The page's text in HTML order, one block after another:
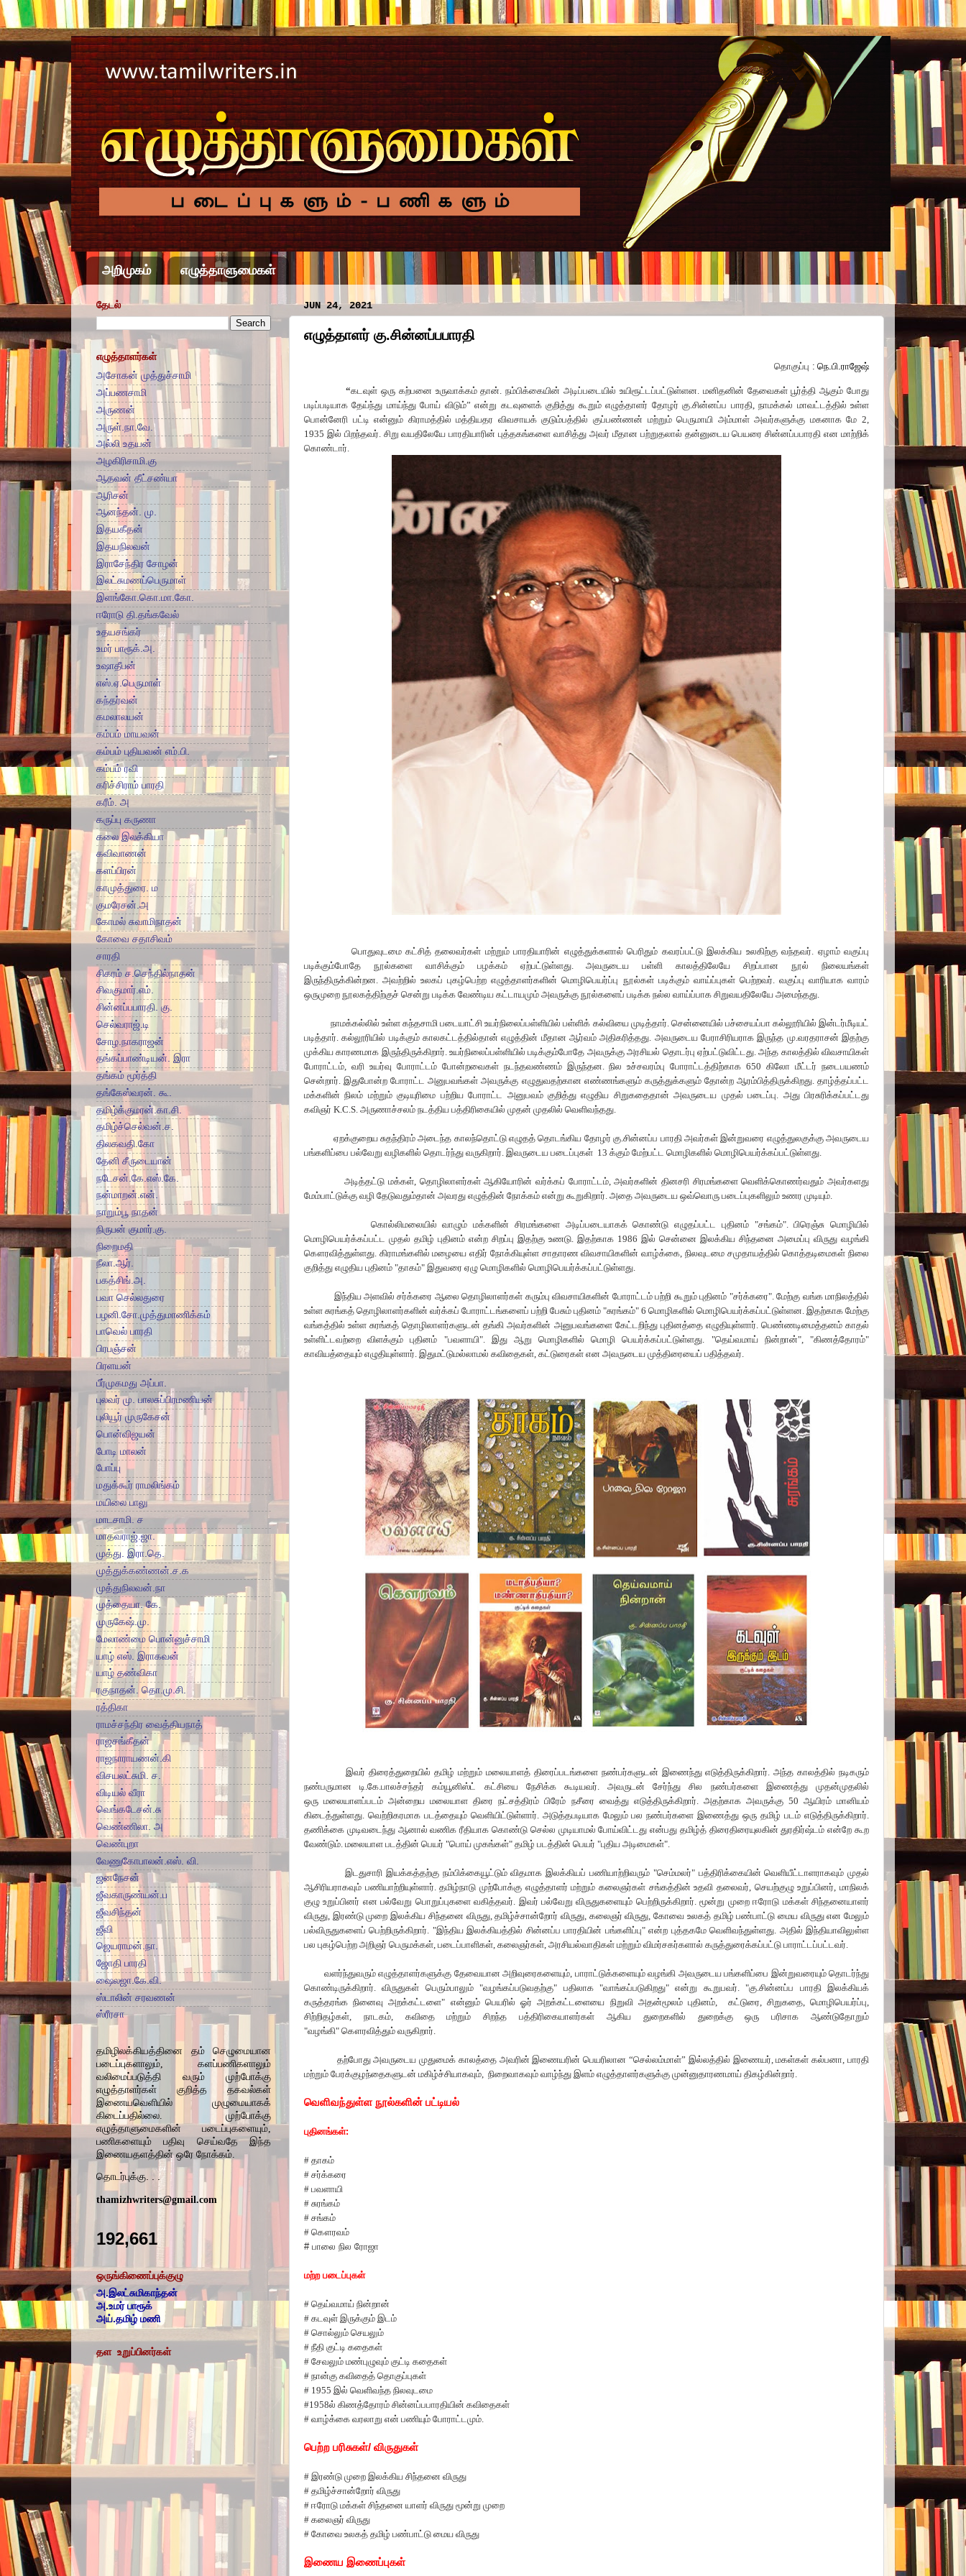
அறிமுகம் எழுத்தாளுமைகள்
JUN 24, 2021
எழுத்தாளர் கு.சின்னப்பபாரதி
தொகுப்பு : நெ பி ராஜேஷ்
“கடவுள் ஒரு கற்பனை உருவாக்கம் தான். நம்பிக்கையின் அடிப்படையில் உயிரூட்டப்பட்டுள்ளன. மனிதனின் தேவைகள் பூர்த்தி ஆகும் போது
படிப்படியாக தேய்ந்து மாய்ந்து போய் விடும்” என்று கடவுளைக் குறித்து கூறும் எழுத்தாளர் தோழர் கு.சின்னப்ப பாரதி,நாமக்கல் மாவட்டத்தில் உள்ள
பொன்னேரி பட்டி என்னும் கிராமத்தில் மத்தியதர விவசாயக் குடும்பத்தில் குப்பண்ணன் மற்றும் பெருமாயி அம்மாள் அவர்களுக்கு மகனாக மே 2,
1935 இல் பிறந்தவர். சிறு வயதிலேயே பாரதியாரின் புத்தகங்களை வாசித்து அவர் மீதான பற்றுதலால் தன்னுடைய பெயரை சின்னப்பபாரதி என மாற்றிக்
கொண்டார்.
பொதுவுடமை கட்சித் தலைவர்கள் மற்றும் பாரதியாரின் எழுத்துக்களால் பெரிதும் கவரப்பட்டு இலக்கிய உலகிற்கு வந்தவர். ஏழாம் வகுப்பு
படிக்கும்போதே நூல்களை வாசிக்கும் பழக்கம் ஏற்பட்டுள்ளது. அவருடைய பள்ளி காலத்திலேயே சிறப்பான நூல் நிலையங்கள்
இருந்திருக்கின்றன. அவற்றில் உலகப் புகழ்பெற்ற எழுத்தாளர்களின் மொழிபெயர்ப்பு நூல்கள் படிக்கும் வாய்ப்புகள் பெற்றவர். வகுப்பு வாரியாக வாரம்
ஒருமுறை நூலகத்திற்குச் சென்று படிக்க வேண்டிய கட்டாயமும் அவருக்கு நூல்களைப் படிக்க நல்ல வாய்ப்பாக சிறுவயதிலேயே அமைந்தது.
நாமக்கல்லில் உள்ள கந்தசாமி படையாட்சி உயர்நிலைப்பள்ளியில் பள்ளிக் கல்வியை முடித்தார். சென்னையில் பச்சையப்பா கல்லூரியில் இன்டர்மீடியட்
படித்தார். கல்லூரியில் படிக்கும் காலகட்டத்தில்தான் எழுத்தின் மீதான ஆர்வம் அதிகரித்தது. அவருடைய பேராசிரியராக இருந்த மு.வரதராசன் இதற்கு
முக்கிய காரணமாக இருந்திருக்கிறார். உயர்நிலைப்பள்ளியில் படிக்கும்போதே அவருக்கு அரசியல் தொடர்பு ஏற்பட்டுவிட்டது. அந்த காலத்தில் விவசாயிகள்
போராட்டம், வரி உயர்வு போராட்டம் போன்றவைகள் நடந்தவண்ணம் இருந்தன. நில உச்சவரம்பு போராட்டத்திற்காக 650கிலோ மீட்டர் நடைபயணம்
சென்றார். இதுபோன்ற போராட்ட அனுபவங்கள் அவருக்கு எழுதுவதற்கான எண்ணங்களும் கருத்துக்களும் தோன்ற ஆரம்பித்திருக்கிறது. தாழ்த்தப்பட்ட
மக்களின் நிலம் மற்றும் குடியுரிமை பற்றிய போராட்ட அனுபவம் குறித்து எழுதிய சிறுகதைதான் அவருடைய முதல் படைப்பு. அது பிரசுரிக்கப்பட்டது
கவிஞர் K.C.S. அருணாச்சலம் நடத்திய பத்திரிகையில் முதன் முதலில் வெளிவந்தது.
ஏறக்குறைய சுதந்திரம் அடைந்த காலந்தொட்டு எழுதத் தொடங்கிய தோழர் கு.சின்னப்ப பாரதி அவர்கள் இன்றுவரை எழுத்துலகுக்கு அவருடைய
பங்களிப்பை பல்வேறு வழிகளில் தொடர்ந்து வருகிறார். இவருடைய படைப்புகள் 13 க்கும் மேற்பட்ட மொழிகளில் மொழிபெயர்க்கப்பட்டுள்ளது.
அடித்தட்டு மக்கள், தொழிலாளர்கள் ஆகியோரின் வர்க்கப் போராட்டம்,அவர்களின் தினசரி சிரமங்களை வெளிக்கொணர்வதும் அவர்களது
மேம்பாட்டுக்கு வழி தேடுவதும்தான் அவரது எழுத்தின் நோக்கம் என்று கூறுகிறார். அதை அவருடைய ஒவ்வொரு படைப்புகளிலும் உணர முடியும்.
கொல்லிமலையில் வாழும் மக்களின் சிரமங்களை அடிப்படையாகக் கொண்டு எழுதப்பட்ட புதினம்"சங்கம்".பிரெஞ்சு மொழியில்
மொழிபெயர்க்கப்பட்ட முதல் தமிழ் புதினம் என்ற சிறப்பு இதற்கு உணடு. இதற்காக 1986 இல் சென்னை இலக்கிய சிந்தனை அமைப்பு விருது வழங்கி
கௌரவித்துள்ளது. கிராமங்களில் மழையை எதிர் நோக்கியுள்ள சாதாரண விவசாயிகளின் வாழ்க்கை, நிலவுடமை சமுதாயத்தில் கொத்தடிமைகள் நிலை
குறித்து எழுதிய புதினம் "தாகம்" இதுவரை ஏழு மொழிகளில் மொழிபெயர்க்கப்பட்டுள்ளது.
இந்திய அளவில் சர்க்கரை ஆலை தொழிலாளர்கள் கரும்பு விவசாயிகளின் போராட்டம் பற்றி கூறும் புதினம் "சர்க்கரை".மேற்கு வங்க மாநிலத்தில்
உள்ள சுரங்கத் தொழிலாளர்களின் வர்க்கப் போராட்டங்களைப் பற்றி பேசும் புதினம் "சுரங்கம்" 6 மொழிகளில் மொழிபெயர்க்கப்பட்டுள்ளன. இதற்காக மேற்கு
வங்கத்தில் உள்ள சுரங்கத் தொழிலாளர்களுடன் தங்கி அவர்களின் அனுபவங்களை கேட்டறிந்து புதினத்தை எழுதியுள்ளார். பெண்ணடிமைத்தனம் காதல்
உள்ளிட்டவற்றை விளக்கும் புதினம் "பவளாயி". இது ஆறு மொழிகளில் மொழி பெயர்க்கப்பட்டுள்ளது. "தெய்வமாய் நின்றான்", "கிணத்தோரம்"
காவியத்தையும் எழுதியுள்ளார். இதுமட்டுமல்லாமல் கவிதைகள், கட்டுரைகள் என அவருடைய முத்திரையைப் பதித்தவர்.
இவர் திரைத்துறையில் தமிழ் மற்றும் மலையாளத் திரைப்படங்களை நண்பர்களுடன் இணைந்து எடுத்திருக்கிறார். அந்த காலத்தில் நடிகரும்
நண்பருமான டி.கே.பாலச்சந்தர் கம்யூனிஸ்ட் கட்சியை நேசிக்க கூடியவர். அவருடன் சேர்ந்து சில நண்பர்களை இணைத்து முதன்முதலில்
ஒரு மலையாளப்படம் அன்றைய மலையாள திரை நட்சத்திரம் பிரேம் நசீரை வைத்து எடுத்திருக்கிறார். அதற்காக அவருக்கு 50 ஆயிரம் மானியம்
கிடைத்துள்ளது. வெற்றிகரமாக படத்தையும் வெளியிட்டுள்ளார். அடுத்தபடியாக மேலும் பல நண்பர்களை இணைத்து ஒரு தமிழ் படம் எடுத்திருக்கிறார்.
தணிக்கை முடிவடைந்து ஆனால் வணிக ரீதியாக கொண்டு செல்ல முடியாமல் போய்விட்டது என்பது தமிழ்த் திரைதிரையுலகின் துரதிர்ஷ்டம் என்றே கூற
வேண்டும். மலையாள படத்தின் பெயர் "பொய் முகங்கள்" தமிழ் படத்தின் பெயர் "புதிய அடிமைகள்".
இடதுசாரி இயக்கத்தற்கு நம்பிக்கையூட்டும் விதமாக இலக்கியப் பணியாற்றிவரும்"செம்மலர்" பத்திரிக்கையின் வெளியீட்டாளராகவும் முதல்
ஆசிரியராகவும் பணியாற்றியுள்ளார். தமிழ்நாடு முற்போக்கு எழுத்தாளர் மற்றும் கலைஞர்கள் சங்கத்தின் உதவி தலைவர், செயற்குழு உறுப்பினர்,மாநிலக்
குழு உறுப்பினர் என பல்வேறு பொறுப்புகளை வகித்தவர். இவர் பல்வேறு விருதுகளையும் பெற்றிருக்கிறார். மூன்று முறை ஈரோடு மக்கள் சிந்தனையாளர்
விருது, இரண்டு முறை இலக்கிய சிந்தனை விருது,தமிழ்ச்சான்றோர் விருது, கலைஞர் விருது,கோவை உலகத் தமிழ் பண்பாட்டு மைய விருது என மேலும்
பல்விருதுகளைப் பெற்றிருக்கிறார். "இந்திய இலக்கியத்தில் சின்னப்ப பாரதியின் பங்களிப்பு"என்ற புத்தகமே வெளிவந்துள்ளது. அதில் இந்தியாவிலுள்ள
பல புகழ்பெற்ற அறிஞர் பெருமக்கள், படைப்பாளிகள், கலைஞர்கள், அரசியல்வாதிகள் மற்றும் விமர்சகர்களால் கருத்துரைக்கப்பட்டு பாராட்டப்பட்டவர்.
வளர்ந்துவரும் எழுத்தாளர்களுக்கு தேவையான அறிவுரைகளையும், பாராட்டுக்களையும் வழங்கி அவருடைய பங்களிப்பை இன்றுவரையும் தொடர்ந்து
கொண்டிருக்கிறார். விருதுகள் பெரும்பாலும்"வழங்கப்படுவதற்கு" பதிலாக"வாங்கப்படுகிறது"என்று கூறுபவர்."கு.சின்னப்ப பாரதி இலக்கியக்
கருத்தரங்க நினைவு அறக்கட்டளை" என்னும் பெயரில் ஓர் அறக்கட்டளையை நிறுவி அதன்மூலம் புதினம், கட்டுரை, சிறுகதை,மொழிபெயர்ப்பு,
சிற்றிதழ்கள், நாடகம், கவிதை மற்றும் சிறந்த பத்திரிகையாளர்கள் ஆகிய துறைகளில் துறைக்கு ஒரு பரிசாக ஆண்டுதோறும்
"வழங்கி" கௌரவித்தும் வருகிறார்.
தற்போது அவருடைய முதுமைக் காலத்தை அவரின் இணையரின் பெயரிலான “செல்லம்மாள்” இல்லத்தில் இணையர்,மகள்கள் கல்பனா,பாரதி
மற்றும் பேரக்குழந்தைகளுடன் மகிழ்ச்சியாகவும், நிறைவாகவும் வாழ்ந்து இளம் எழுத்தாளர்களுக்கு முன்னுதாரணமாய் திகழ்கின்றார்.
வெளிவந்துள்ள நூல்களின் பட்டியல்
புதினங்கள்:
# தாகம்
# சர்க்கரை
# பவளாயி
# சுரங்கம்
# சங்கம்
# கௌரவம்
# பாலை நில ரோஜா
மற்ற படைப்புகள்
# தெய்வமாய் நின்றான்
# கடவுள் இருக்கும் இடம்
# சொல்லும் செயலும்
# நீதி குட்டி கதைகள்
# சேவலும் மண்புழுவும் குட்டி கதைகள்
# நான்கு கவிதைத் தொகுப்புகள்
# 1955 இல் வெளிவந்த நிலவுடமை
#1958ல் கிணத்தோரம் சின்னப்பபாரதியின் கவிதைகள்
# வாழ்க்கை வரலாறு என் பணியும் போராட்டமும்.
பெற்ற பரிசுகள்/ விருதுகள்
# இரண்டு முறை இலக்கிய சிந்தனை விருது
# தமிழ்ச்சான்றோர் விருது
# ஈரோடு மக்கள் சிந்தனை யாளர் விருது மூன்று முறை
# கலைஞர் விருது
# கோவை உலகத் தமிழ் பண்பாட்டு மைய விருது
இணைய இணைப்புகள்
தேடல்
எழுத்தாளர்கள்
அசோகன் முத்துச்சாமி
அப்பணசாமி
அருணன்
அருள்.நா.வே.
அல்லி உதயன்
அழகிரிசாமி.கு
ஆதவன் தீட்சண்யா
ஆரிசன்
ஆனந்தன். மு.
இதயகீதன்
இதயநிலவன்
இராசேந்திர சோழன்
இலட்சுமணப்பெருமாள்
இளங்கோ.கொ.மா.கோ.
ஈரோடு தி.தங்கவேல்
உதயசங்கர்
உமர் பாரூக்.அ.
உஷாதீபன்
எஸ்.ஏ.பெருமாள்
கந்தர்வன்
கமலாலயன்
கம்பம் மாயவன்
கம்பம் புதியவன் எம்.பி.
கம்பம் ரவி
கரிச்சிராம் பாரதி
கரீம். அ
கருப்பு கருணா
கலை இலக்கியா
கவிவாணன்
களப்பிரன்
காமுத்துரை. ம
குமரேசன்.அ
கோமல் சுவாமிநாதன்
கோவை சதாசிவம்
சாரதி
சிகரம் ச.செந்தில்நாதன்
சிவகுமார்.எம்.
சின்னப்பபாரதி. கு.
செல்வராஜ்.டி
சோழ.நாகராஜன்
தங்கப்பாண்டியன். இரா
தங்கம் மூர்த்தி
தங்கேஸ்வரன். கூ.
தமிழ்க்குமரன்.கா.சி.
தமிழ்ச்செல்வன்.ச.
திலகவதி.கோ
தேனி சீருடையான்
நடேசன்.கே.எஸ்.கே.
நன்மாறன்.என்.
நாறும்பூ நாதன்
நிருபன் குமார்.கு.
நிறைமதி
நீலா.ஆர்.
பகத்சிங்.அ.
பவா செல்லதுரை
பழனி.சோ.முத்துமாணிக்கம்
பாவெல் பாரதி
பிரபஞ்சன்
பிரளயன்
பீர்முகமது அப்பா.
புலவர் மு. பாலசுப்பிரமணியன்
புலியூர் முருகேசன்
பொன்விஜயன்
போடி மாலன்
போப்பு
மதுக்கூர் ராமலிங்கம்
மயிலை பாலு
மாடசாமி. ச
மாதவராஜ்.ஜா.
முத்து. இரா.தெ.
முத்துக்கண்ணன்.ச.க
முத்துநிலவன்.நா
முத்தையா. கே.
முருகேஷ்.மு.
மேலாண்மை பொன்னுச்சாமி
யாழ் எஸ். இராகவன்
யாழ் தண்விகா
ரகுநாதன். தொ.மு.சி.
ரத்திகா
ராமச்சந்திர வைத்தியநாத்
ராஜசங்கீதன்
ராஜநாராயணன்.கி
விசயலட்சுமி. ச.
விடியல் வீரா
வெங்கடேசன்.சு
வெண்ணிலா. அ
வெண்புறா
வேணுகோபாலன்.எஸ். வி.
ஜனநேசன்
ஜீவகாருண்யன்.ப
ஜீவசிந்தன்
ஜீவி
ஜெயராமன்.நா.
ஜோதி பாரதி
ஷைலஜா.கே.வி.
ஸ்டாலின் சரவணன்
ஸ்ரீரசா
தமிழிலக்கியத்தினை தம் செழுமையான
படைப்புகளாலும், களப்பணிகளாலும்
வலிமைப்படுத்தி வரும் முற்போக்கு
எழுத்தாளர்கள் குறித்த தகவல்கள்
இணையவெளியில் முழுமையாகக்
கிடைப்பதில்லை. முற்போக்கு
எழுத்தாளுமைகளின் படைப்புகளையும்
பணிகளையும் பதிவு செய்வதே இந்த
இணையதளத்தின் ஒரே நோக்கம்.
தொடர்புக்கு. . .
thamizhwriters@gmail.com
192,661
ஒருங்கிணைப்புக்குழு
அ.இலட்சுமிகாந்தன்
அ.உமர் பாரூக்
அய்.தமிழ் மணி
தள உறுப்பினர்கள்